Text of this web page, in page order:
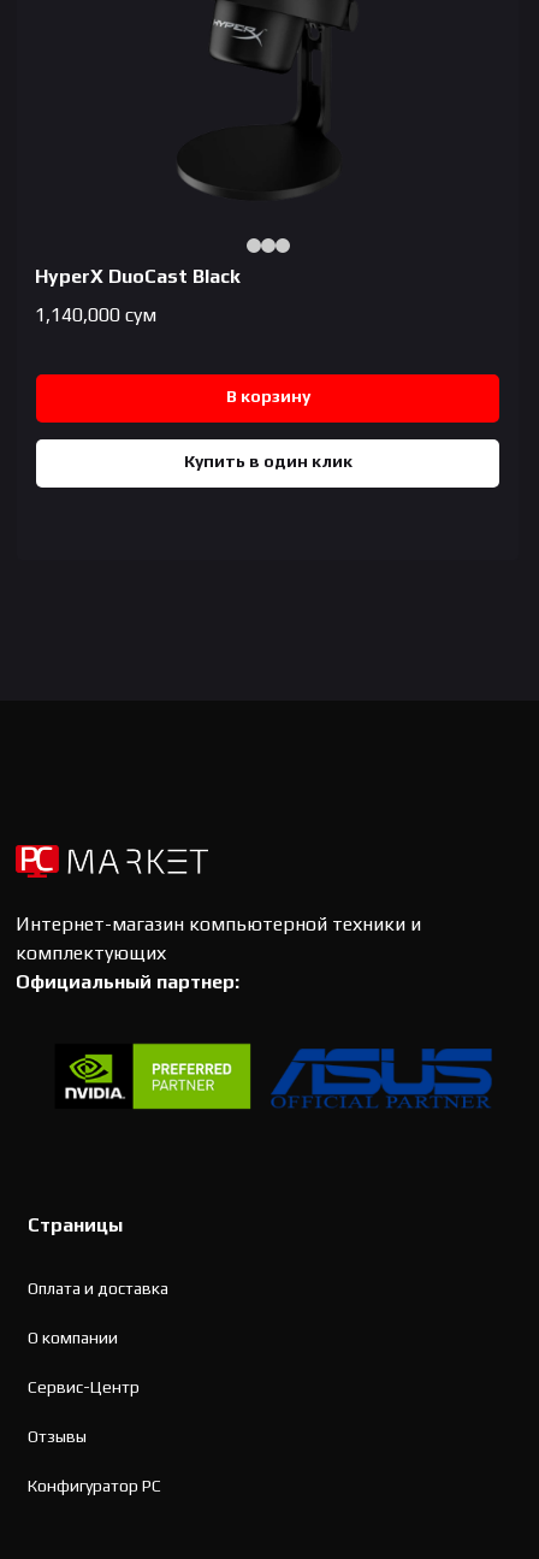
HyperX DuoCast Black
1,140,000 сум
В корзину
Купить в один клик
Интернет-магазин компьютерной техники и
комплектующих
Официальный партнер:
Страницы
Оплата и доставка
О компании
Сервис-Центр
Отзывы
Конфигуратор PC